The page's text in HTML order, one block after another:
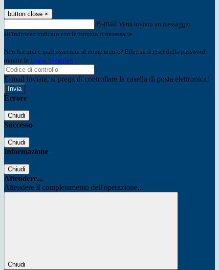
button close ×
E-mail Verrà inviato un messaggio
all'indirizzo indicato con le istruzioni necessarie.
Non hai una e-mail associata al nome utente? Effettua il reset della password
tramite la Login Spaggiari
E-mail inviata, si prega di controllare la casella di posta elettronica!
Errore
Chiudi
Successo
Chiudi
Informazione
Chiudi
Attendere...
Attendere il completamento dell'operazione...
Chiudi